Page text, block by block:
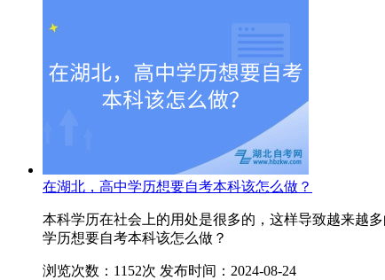
在湖北，高中学历想要自考本科该怎么做？
本科学历在社会上的用处是很多的，这样导致越来越
学历想要自考本科该怎么做？
浏览次数：1152次 发布时间：2024-08-24